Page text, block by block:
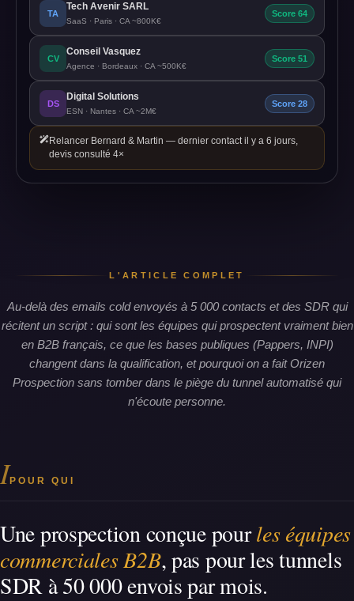
TA
Tech Avenir SARL
SaaS · Paris · CA ~800K€
Score 64
CV
Conseil Vasquez
Agence · Bordeaux · CA ~500K€
Score 51
DS
Digital Solutions
ESN · Nantes · CA ~2M€
Score 28
Relancer Bernard & Martin — dernier contact il y a 6 jours,
devis consulté 4×
L'ARTICLE COMPLET
Au-delà des emails cold envoyés à 5 000 contacts et des SDR qui
récitent un script : qui sont les équipes qui prospectent vraiment bien
en B2B français, ce que les bases publiques (Pappers, INPI)
changent dans la qualification, et pourquoi on a fait Orizen
Prospection sans tomber dans le piège du tunnel automatisé qui
n'écoute personne.
IPOUR QUI
Une prospection conçue pourles équipes
commerciales B2B, pas pour les tunnels
SDR à 50 000 envois par mois.